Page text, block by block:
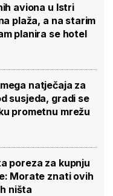
aviona u Istri
plaža, a na starim
planira se hotel
natječaja za
susjeda, gradi se
prometnu mrežu
poreza za kupnju
Morate znati ovih
ništa